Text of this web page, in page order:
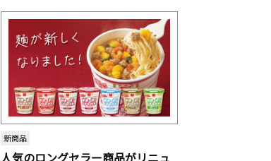
新商品